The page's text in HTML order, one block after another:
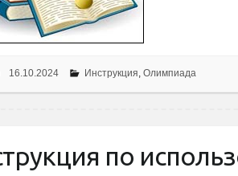
16.10.2024 Инструкция, Олимпиада
по